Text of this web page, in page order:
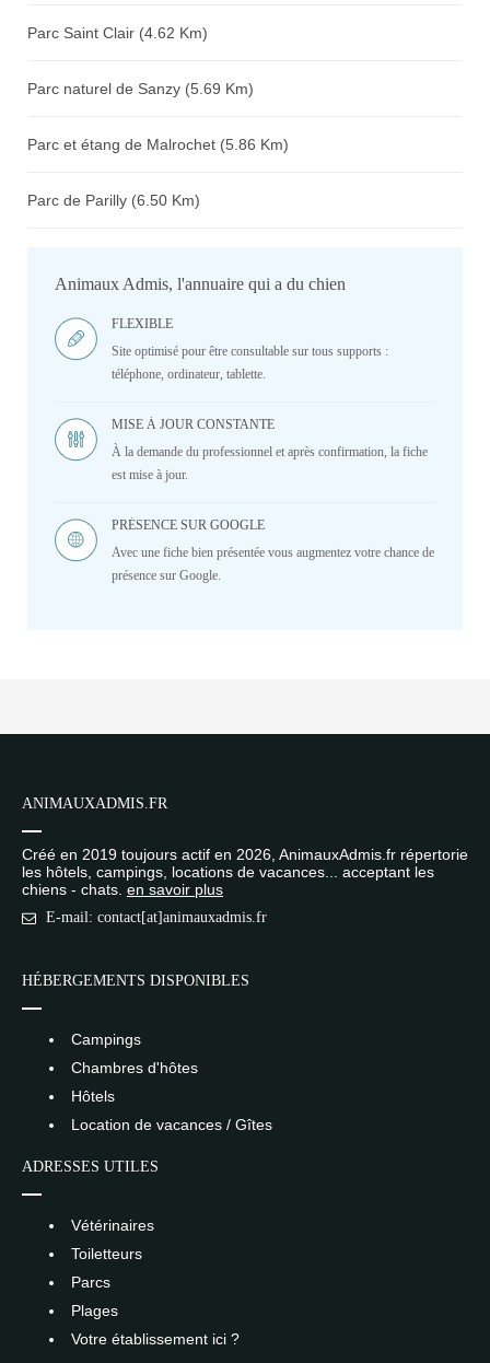
Parc Saint Clair (4.62 Km)
Parc naturel de Sanzy (5.69 Km)
Parc et étang de Malrochet (5.86 Km)
Parc de Parilly (6.50 Km)
Animaux Admis, l'annuaire qui a du chien
FLEXIBLE
Site optimisé pour être consultable sur tous supports :
téléphone, ordinateur, tablette.
MISE À JOUR CONSTANTE
À la demande du professionnel et après confirmation, la fiche
est mise à jour.
PRÉSENCE SUR GOOGLE
Avec une fiche bien présentée vous augmentez votre chance de
présence sur Google.
ANIMAUXADMIS.FR
Créé en 2019 toujours actif en 2026, AnimauxAdmis.fr répertorie
les hôtels, campings, locations de vacances... acceptant les
chiens - chats. en savoir plus
E-mail: contact[at]animauxadmis.fr
HÉBERGEMENTS DISPONIBLES
Campings
Chambres d'hôtes
Hôtels
Location de vacances / Gîtes
ADRESSES UTILES
Vétérinaires
Toiletteurs
Parcs
Plages
Votre établissement ici ?